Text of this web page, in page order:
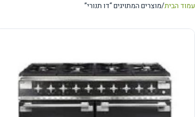
עמוד הבית מוצרים המתויגים “דו תנורי”